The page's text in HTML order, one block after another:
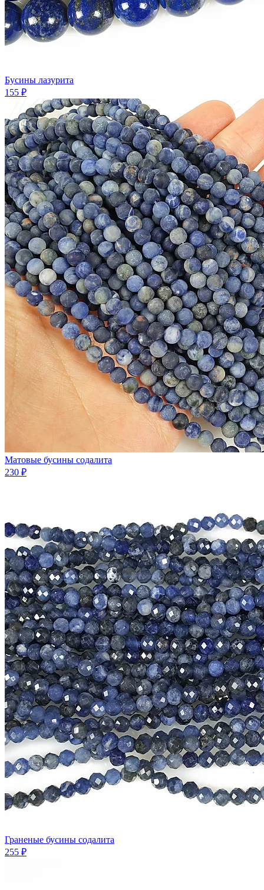
Бусины лазурита
155 ₽
Матовые бусины содалита
230 ₽
Граненые бусины содалита
255 ₽